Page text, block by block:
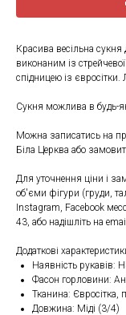
Красива весільна
виконаним із
спідницею із євросітки.
Сукня можлива в будь-
Можна записатись на
Біла Церква або
Для уточнення ціни і
об'єми фігури (груди,
Instagram, Facebook
43, або надішліть на
Додаткові
Наявність рукавів: Ні
Фасон горловини:
Тканина: Євросітка,
Довжина: Міді (3/4)